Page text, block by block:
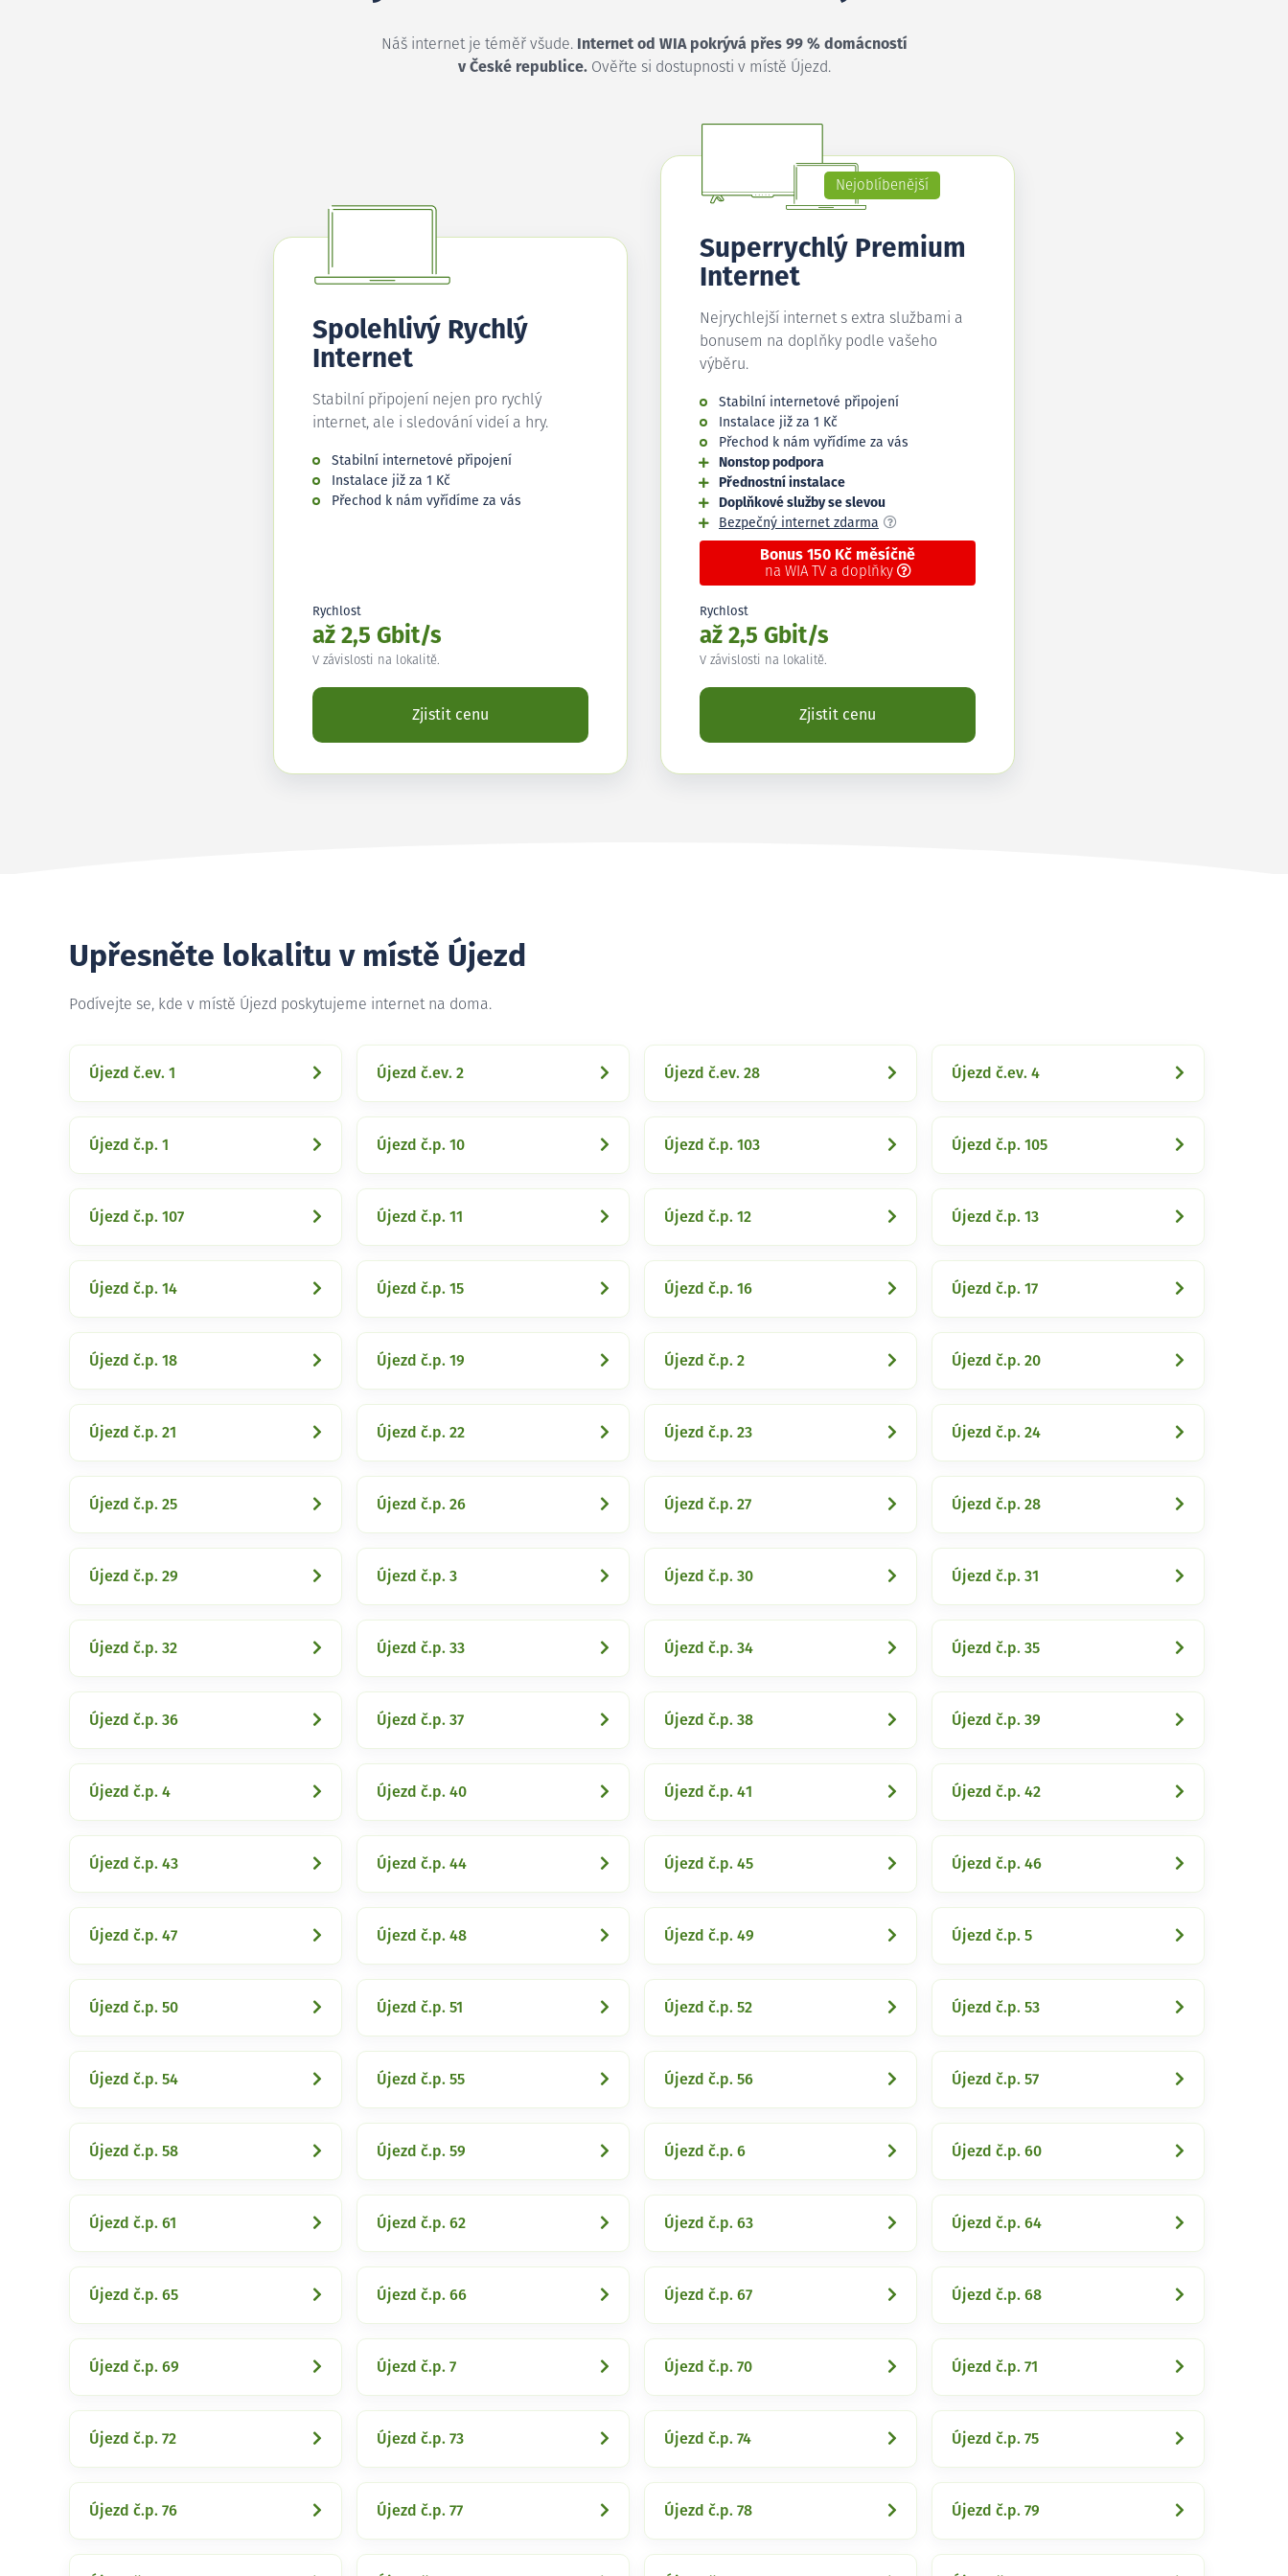
Náš internet je téměř všude.
Internet od WIA pokrývá přes 99 % domácností
v České republice.Ověřte si dostupnosti v místě Újezd.
Spolehlivý Rychlý
Internet
Stabilní připojení nejen pro rychlý
internet, ale i sledování videí a hry.
Stabilní internetové připojení
Instalace již za 1 Kč
Přechod k nám vyřídíme za vás
Rychlost
až 2,5 Gbit/s
V závislosti na lokalitě.
Zjistit cenu
Nejoblíbenější
Superrychlý Premium
Internet
Nejrychlejší internet s extra službami a
bonusem na doplňky podle vašeho
výběru.
Stabilní internetové připojení
Instalace již za 1 Kč
Přechod k nám vyřídíme za vás
Nonstop podpora
Přednostní instalace
Doplňkové služby se slevou
Bezpečný internet zdarma
Bonus 150 Kč měsíčně
na WIA TV a doplňky
Rychlost
až 2,5 Gbit/s
V závislosti na lokalitě.
Zjistit cenu
Upřesněte lokalitu v místě Újezd
Podívejte se, kde v místě Újezd poskytujeme internet na doma.
Újezd č.ev. 1 Újezd č.ev. 2 Újezd č.ev. 28 Újezd č.ev. 4
Újezd č.p. 1 Újezd č.p. 10 Újezd č.p. 103 Újezd č.p. 105
Újezd č.p. 107 Újezd č.p. 11 Újezd č.p. 12 Újezd č.p. 13
Újezd č.p. 14 Újezd č.p. 15 Újezd č.p. 16 Újezd č.p. 17
Újezd č.p. 18 Újezd č.p. 19 Újezd č.p. 2 Újezd č.p. 20
Újezd č.p. 21 Újezd č.p. 22 Újezd č.p. 23 Újezd č.p. 24
Újezd č.p. 25 Újezd č.p. 26 Újezd č.p. 27 Újezd č.p. 28
Újezd č.p. 29 Újezd č.p. 3 Újezd č.p. 30 Újezd č.p. 31
Újezd č.p. 32 Újezd č.p. 33 Újezd č.p. 34 Újezd č.p. 35
Újezd č.p. 36 Újezd č.p. 37 Újezd č.p. 38 Újezd č.p. 39
Újezd č.p. 4 Újezd č.p. 40 Újezd č.p. 41 Újezd č.p. 42
Újezd č.p. 43 Újezd č.p. 44 Újezd č.p. 45 Újezd č.p. 46
Újezd č.p. 47 Újezd č.p. 48 Újezd č.p. 49 Újezd č.p. 5
Újezd č.p. 50 Újezd č.p. 51 Újezd č.p. 52 Újezd č.p. 53
Újezd č.p. 54 Újezd č.p. 55 Újezd č.p. 56 Újezd č.p. 57
Újezd č.p. 58 Újezd č.p. 59 Újezd č.p. 6 Újezd č.p. 60
Újezd č.p. 61 Újezd č.p. 62 Újezd č.p. 63 Újezd č.p. 64
Újezd č.p. 65 Újezd č.p. 66 Újezd č.p. 67 Újezd č.p. 68
Újezd č.p. 69 Újezd č.p. 7 Újezd č.p. 70 Újezd č.p. 71
Újezd č.p. 72 Újezd č.p. 73 Újezd č.p. 74 Újezd č.p. 75
Újezd č.p. 76 Újezd č.p. 77 Újezd č.p. 78 Újezd č.p. 79